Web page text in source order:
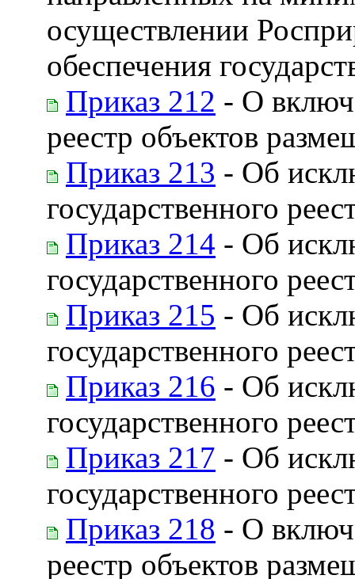
осуществлении
обеспечения
Приказ 212 - О
реестр объектов
Приказ 213 - Об
государственного
Приказ 214 - Об
государственного
Приказ 215 - Об
государственного
Приказ 216 - Об
государственного
Приказ 217 - Об
государственного
Приказ 218 - О
реестр объектов